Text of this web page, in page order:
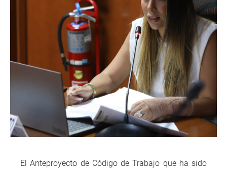
El Anteproyecto de Código de Trabajo que ha sido